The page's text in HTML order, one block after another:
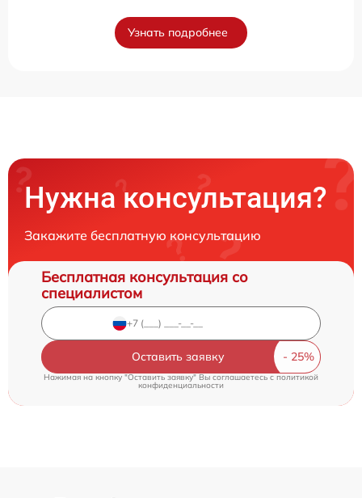
Узнать подробнее
Нужна консультация?
Закажите бесплатную консультацию
Бесплатная консультация со
специалистом
Оставить заявку
Нажимая на кнопку "Оставить заявку" Вы соглашаетесь cполитикой
конфиденциальности